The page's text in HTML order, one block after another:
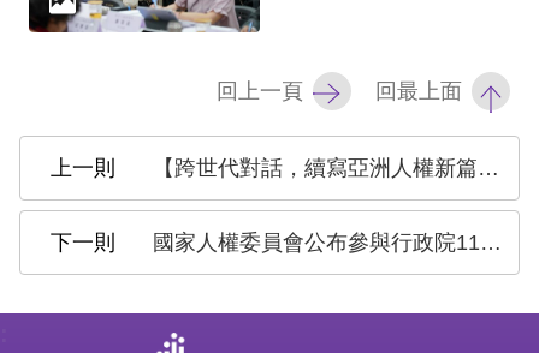
政
權
護
政
回上一頁 回最上面
【跨世代對話，續寫亞洲人權新篇章！#2025亞洲人權跨世代對話論壇 開放報名】
國家人權委員會公布參與行政院113年10月至11月間「落實國家人權行動計畫辦理情形表」第3次審查會議(共3場)之監督情形